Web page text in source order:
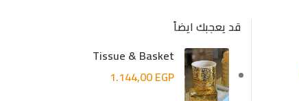
قد يعجبك ايضاً
Tissue & Basket
1.144,00EGP